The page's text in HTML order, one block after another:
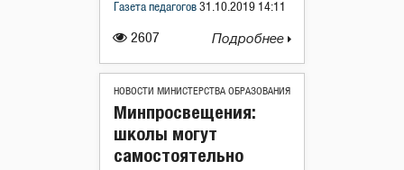
2607
Газета педагогов 31.10.2019 14:11
Подробнее
НОВОСТИ МИНИСТЕРСТВА ОБРАЗОВАНИЯ
Минпросвещения:
школы могут
самостоятельно